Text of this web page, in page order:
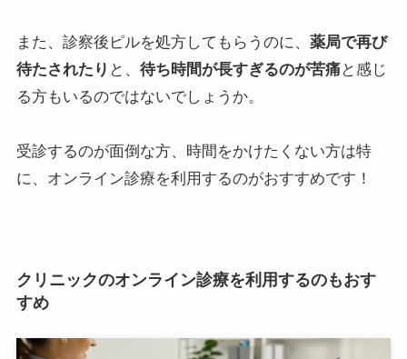
また、診察後ピルを処方してもらうのに、 薬局で再び
待たされたり と、 待ち時間が長すぎるのが苦痛と感じ
る方もいるのではないでしょうか。
受診するのが面倒な方、時間をかけたくない方は特
に、オンライン診療を利用するのがおすすめです！
クリニックのオンライン診療を利用するのもおす
すめ